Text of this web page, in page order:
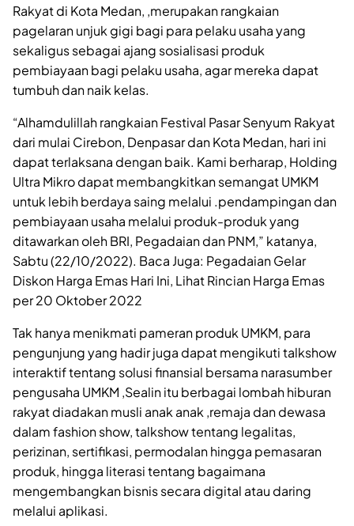
Rakyat di Kota Medan, ,merupakan rangkaian
pagelaran unjuk gigi bagi para pelaku usaha yang
sekaligus sebagai ajang sosialisasi produk
pembiayaan bagi pelaku usaha, agar mereka dapat
tumbuh dan naik kelas.
“Alhamdulillah rangkaian Festival Pasar Senyum Rakyat
dari mulai Cirebon, Denpasar dan Kota Medan, hari ini
dapat terlaksana dengan baik. Kami berharap, Holding
Ultra Mikro dapat membangkitkan semangat UMKM
untuk lebih berdaya saing melalui .pendampingan dan
pembiayaan usaha melalui produk-produk yang
ditawarkan oleh BRI, Pegadaian dan PNM,” katanya,
Sabtu (22/10/2022). Baca Juga: Pegadaian Gelar
Diskon Harga Emas Hari Ini, Lihat Rincian Harga Emas
per 20 Oktober 2022
Tak hanya menikmati pameran produk UMKM, para
pengunjung yang hadir juga dapat mengikuti talkshow
interaktif tentang solusi finansial bersama narasumber
pengusaha UMKM ,Sealin itu berbagai lombah hiburan
rakyat diadakan musli anak anak ,remaja dan dewasa
dalam fashion show, talkshow tentang legalitas,
perizinan, sertifikasi, permodalan hingga pemasaran
produk, hingga literasi tentang bagaimana
mengembangkan bisnis secara digital atau daring
melalui aplikasi.